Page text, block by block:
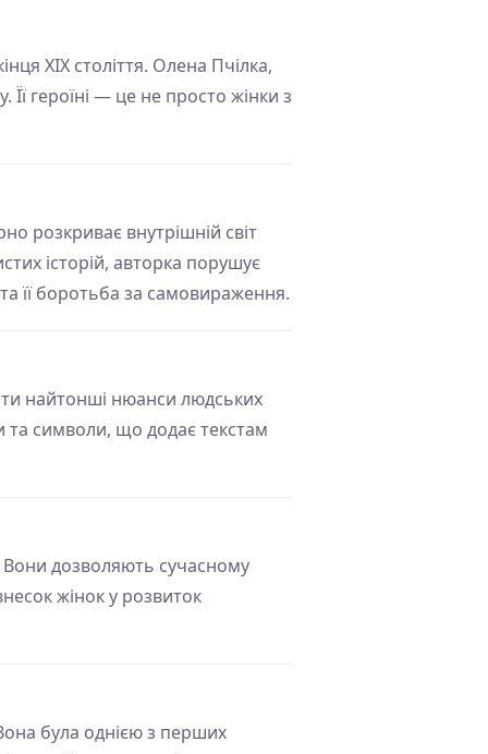
ХІХ століття. Олена Пчілка,
героїні — це не просто жінки з
розкриває внутрішній світ
історій, авторка порушує
її боротьба за самовираження.
найтонші нюанси людських
та символи, що додає текстам
дозволяють сучасному
жінок у розвиток
була однією з перших